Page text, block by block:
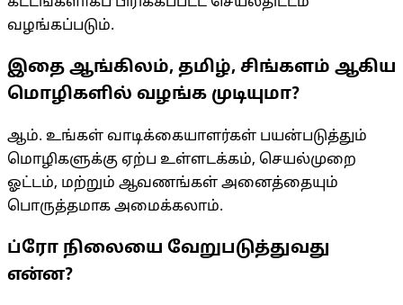
வழங்கப்படும்.
இதை ஆங்கிலம், தமிழ், சிங்களம் ஆகிய
மொழிகளில் வழங்க முடியுமா?
ஆம். உங்கள் வாடிக்கையாளர்கள் பயன்படுத்தும்
மொழிகளுக்கு ஏற்ப உள்ளடக்கம், செயல்முறை
ஓட்டம், மற்றும் ஆவணங்கள் அனைத்தையும்
பொருத்தமாக அமைக்கலாம்.
ப்ரோ நிலையை வேறுபடுத்துவது
என்ன?